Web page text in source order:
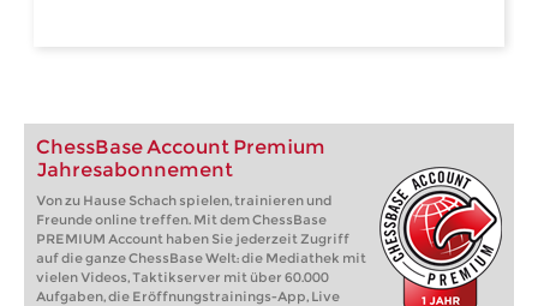
ChessBase Account Premium
Jahresabonnement
Von zu Hause Schach spielen, trainieren und
Freunde online treffen. Mit dem ChessBase
PREMIUM Account haben Sie jederzeit Zugriff
auf die ganze ChessBase Welt: die Mediathek mit
vielen Videos, Taktikserver mit über 60.000
Aufgaben, die Eröffnungstrainings-App, Live